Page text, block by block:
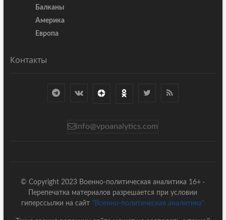
Балканы
Америка
Европа
Контакты
info@vpoanalytics.com
© Copyright 2023 Военно-политическая аналитика 16+ ·
Перепечатка материалов разрешается при условии
гиперссылки на сайт "Военно-политическая аналитика"